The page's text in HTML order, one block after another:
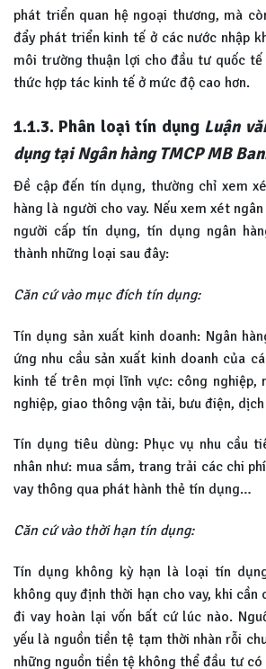
phát triển quan hệ ngoại thương, mà
đẩy phát triển kinh tế ở các nước nhập
môi trường thuận lợi cho đầu tư quốc
thức hợp tác kinh tế ở mức độ cao hơn.
1.1.3. Phân loại tín dụng Luận
dụng tại Ngân hàng TMCP MB
Đề cập đến tín dụng, thường chỉ xem
hàng là người cho vay. Nếu xem xét
người cấp tín dụng, tín dụng ngân
thành những loại sau đây:
Căn cứ vào mục đích tín dụng:
Tín dụng sản xuất kinh doanh: Ngân
ứng nhu cầu sản xuất kinh doanh của
kinh tế trên mọi lĩnh vực: công nghiệp,
nghiệp, giao thông vận tải, bưu điện,
Tín dụng tiêu dùng: Phục vụ nhu cầu
nhân như: mua sắm, trang trải các chi
vay thông qua phát hành thẻ tín dụng…
Căn cứ vào thời hạn tín dụng:
Tín dụng không kỳ hạn là loại tín
không quy định thời hạn cho vay, khi cần
đi vay hoàn lại vốn bất cứ lúc nào.
yếu là nguồn tiền tệ tạm thời nhàn rỗi
những nguồn tiền tệ không thể đầu tư